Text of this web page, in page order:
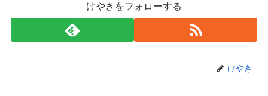
けやきをフォローする
けやき